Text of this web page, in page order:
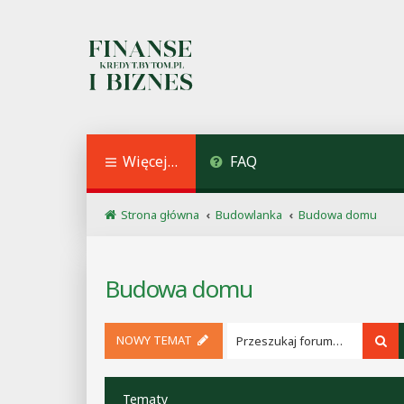
Więcej… FAQ
Strona główna Budowlanka Budowa domu
Budowa domu
NOWY TEMAT
Tematy